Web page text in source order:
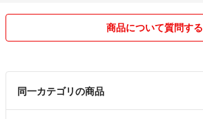
商品について質問する
同一カテゴリの商品